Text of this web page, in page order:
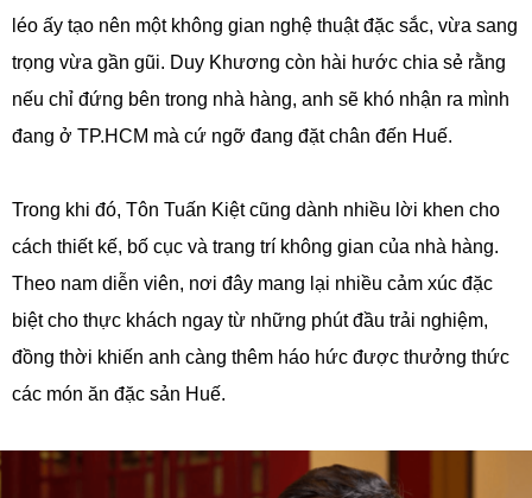
léo ấy tạo nên một không gian nghệ thuật đặc sắc, vừa sang
trọng vừa gần gũi. Duy Khương còn hài hước chia sẻ rằng
nếu chỉ đứng bên trong nhà hàng, anh sẽ khó nhận ra mình
đang ở TP.HCM mà cứ ngỡ đang đặt chân đến Huế.
Trong khi đó, Tôn Tuấn Kiệt cũng dành nhiều lời khen cho
cách thiết kế, bố cục và trang trí không gian của nhà hàng.
Theo nam diễn viên, nơi đây mang lại nhiều cảm xúc đặc
biệt cho thực khách ngay từ những phút đầu trải nghiệm,
đồng thời khiến anh càng thêm háo hức được thưởng thức
các món ăn đặc sản Huế.